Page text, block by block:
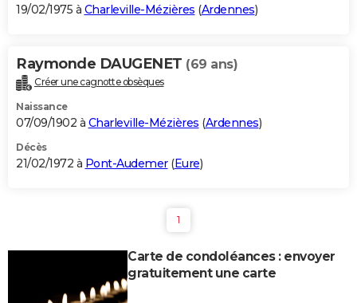
19/02/1975 à Charleville-Mézières (Ardennes)
Raymonde DAUGENET (69 ans)
Créer une cagnotte obsèques
Naissance
07/09/1902 à Charleville-Mézières (Ardennes)
Décès
21/02/1972 à Pont-Audemer(Eure)
1
Carte de condoléances : envoyer
gratuitement une carte